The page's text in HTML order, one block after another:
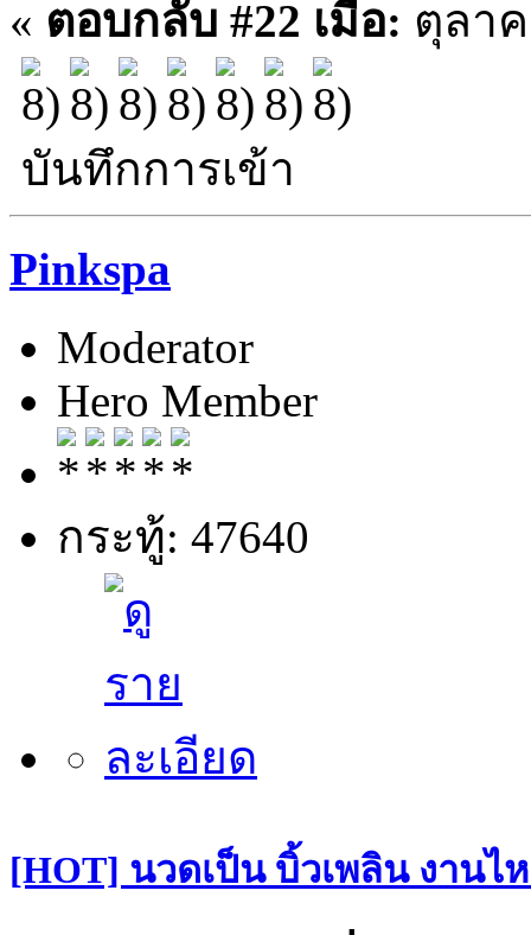
« ตอบกลับ #22 เมื่อ: ตุลาค
บันทึกการเข้า
Pinkspa
Moderator
Hero Member
กระทู้: 47640
[HOT] นวดเป็น บิ้วเพลิน งานไ